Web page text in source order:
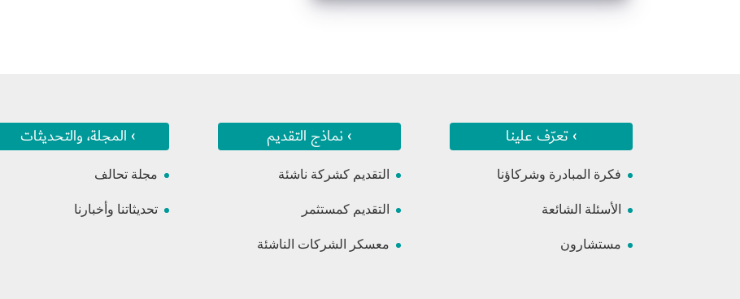
› تعرّف علينا
فكرة المبادرة وشركاؤنا
الأسئلة الشائعة
مستشارون
› نماذج التقديم
التقديم كشركة ناشئة
التقديم كمستثمر
معسكر الشركات الناشئة
› المجلة، والتحديثات
مجلة تحالف
تحديثاتنا وأخبارنا